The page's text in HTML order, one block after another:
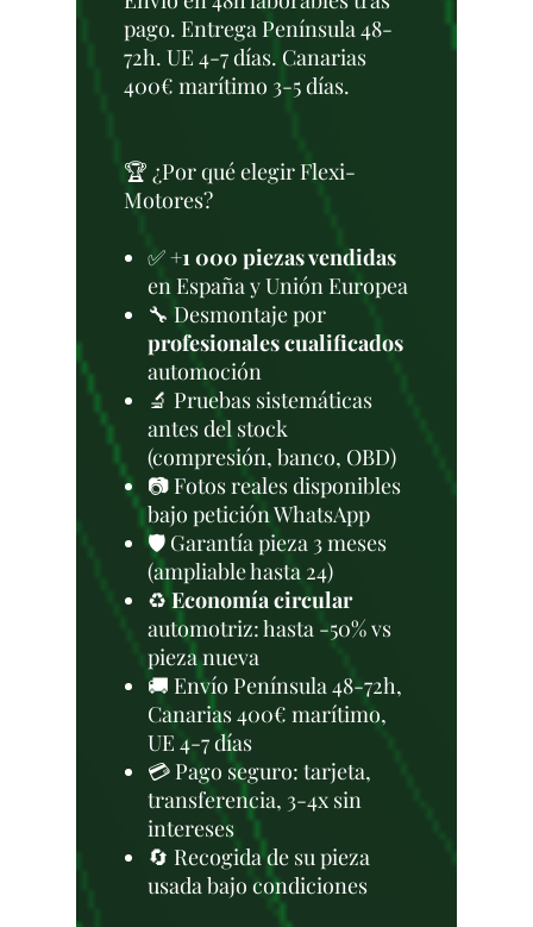
pago. Entrega Península 48-
72h. UE 4-7 días. Canarias
400€ marítimo 3-5 días.
🏆 ¿Por qué elegir Flexi-
Motores?
✅+1 000 piezas vendidas
en España y Unión Europea
🔧 Desmontaje por
profesionales cualificados
automoción
🔬 Pruebas sistemáticas
antes del stock
(compresión, banco, OBD)
📷 Fotos reales disponibles
bajo petición WhatsApp
🛡️ Garantía pieza 3 meses
(ampliable hasta 24)
♻️Economía circular
automotriz: hasta -50% vs
pieza nueva
🚚 Envío Península 48-72h,
Canarias 400€ marítimo,
UE 4-7 días
💳 Pago seguro: tarjeta,
transferencia, 3-4x sin
intereses
🔄 Recogida de su pieza
usada bajo condiciones